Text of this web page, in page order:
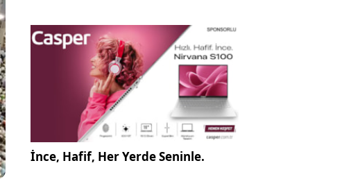
İnce, Hafif, Her Yerde Seninle.